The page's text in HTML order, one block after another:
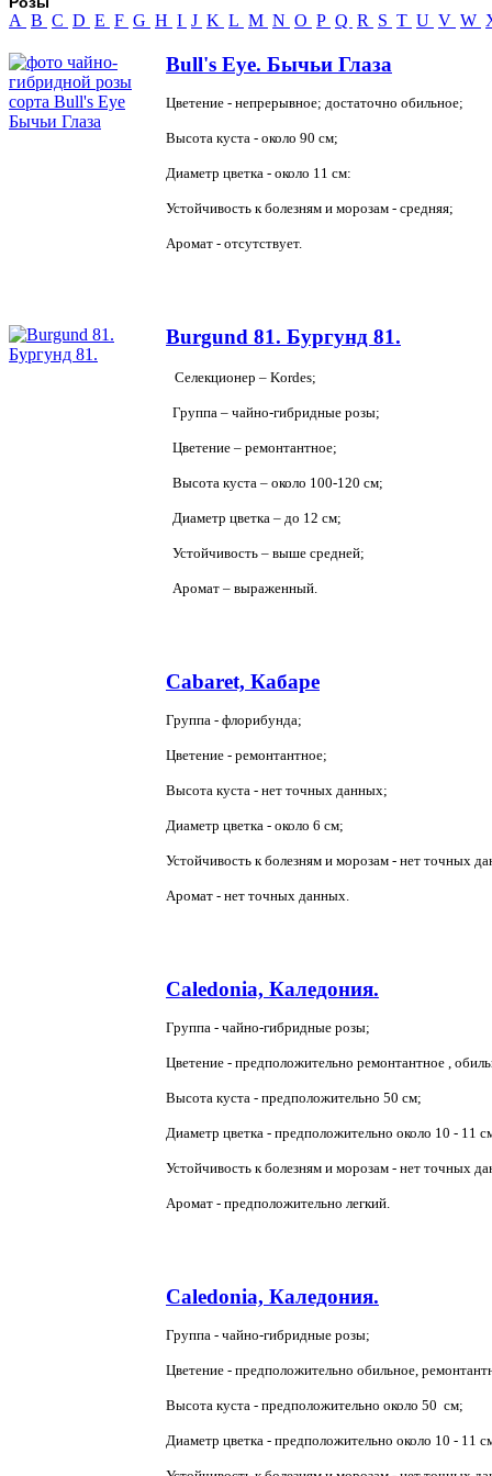
A B C D E F G H I J K L M N O P Q R S T U V W
Bull's Eye. Бычьи Глаза
Цветение - непрерывное; достаточно обильное;
Высота куста - около 90 см;
Диаметр цветка - около 11 см:
Устойчивость к болезням и морозам - средняя;
Аромат - отсутствует.
Burgund 81. Бургунд 81.
Селекционер – Kordes;
Группа – чайно-гибридные розы;
Цветение – ремонтантное;
Высота куста – около 100-120 см;
Диаметр цветка – до 12 см;
Устойчивость – выше средней;
Аромат – выраженный.
Cabaret, Кабаре
Группа - флорибунда;
Цветение - ремонтантное;
Высота куста - нет точных данных;
Диаметр цветка - около 6 см;
Устойчивость к болезням и морозам - нет точных
Аромат - нет точных данных.
Caledonia, Каледония.
Группа - чайно-гибридные розы;
Цветение - предположительно ремонтантное ,
Высота куста - предположительно 50 см;
Диаметр цветка - предположительно около 10 - 11
Устойчивость к болезням и морозам - нет точных
Аромат - предположительно легкий.
Caledonia, Каледония.
Группа - чайно-гибридные розы;
Цветение - предположительно обильное,
Высота куста - предположительно около 50 см;
Диаметр цветка - предположительно около 10 - 11